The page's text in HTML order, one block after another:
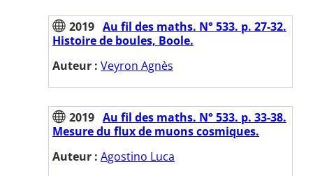
2019 Au fil des maths. N° 533. p. 27-32.
Histoire de boules, Boole.
Auteur : Veyron Agnès
2019 Au fil des maths. N° 533. p. 33-38.
Mesure du flux de muons cosmiques.
Auteur : Agostino Luca